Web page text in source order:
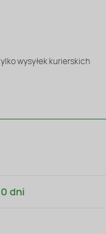
wysyłek kurierskich
dni